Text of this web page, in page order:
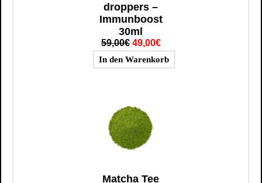
droppers –
Immunboost
30ml
59,00€ 49,00€
Matcha Tee